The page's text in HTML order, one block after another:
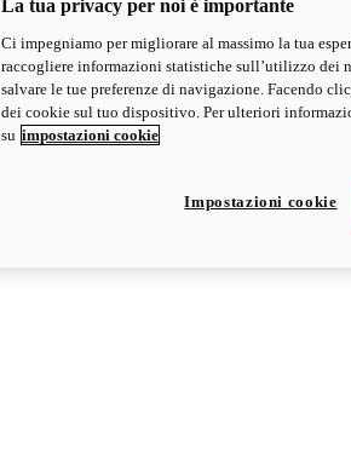
La tua privacy per noi è importante
Ci impegniamo per migliorare al massimo la tua
raccogliere informazioni statistiche sull’utilizzo dei
salvare le tue preferenze di navigazione. Facendo
dei cookie sul tuo dispositivo. Per ulteriori
su impostazioni cookie
Impostazioni cookie